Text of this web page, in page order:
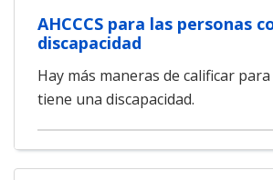
AHCCCS para las personas
discapacidad
Hay más maneras de calificar para
tiene una discapacidad.